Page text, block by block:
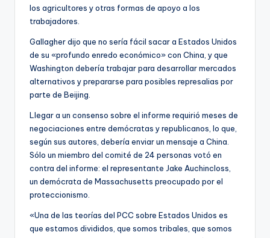
los agricultores y otras formas de apoyo a los
trabajadores.
Gallagher dijo que no sería fácil sacar a Estados Unidos
de su «profundo enredo económico» con China, y que
Washington debería trabajar para desarrollar mercados
alternativos y prepararse para posibles represalias por
parte de Beijing.
Llegar a un consenso sobre el informe requirió meses de
negociaciones entre demócratas y republicanos, lo que,
según sus autores, debería enviar un mensaje a China.
Sólo un miembro del comité de 24 personas votó en
contra del informe: el representante Jake Auchincloss,
un demócrata de Massachusetts preocupado por el
proteccionismo.
«Una de las teorías del PCC sobre Estados Unidos es
que estamos divididos, que somos tribales, que somos